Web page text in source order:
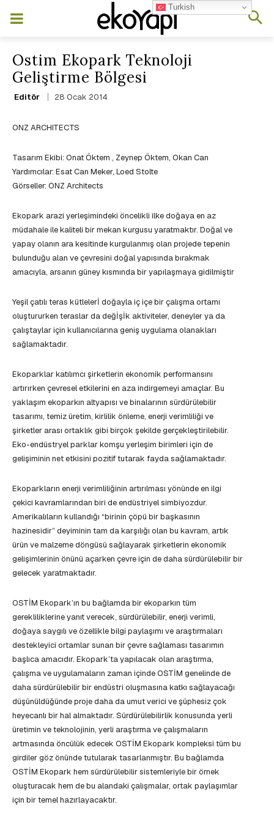
Ostim Ekopark Teknoloji
Geliştirme Bölgesi
Editör 28 Ocak 2014
ONZ ARCHITECTS
Tasarım Ekibi: Onat Öktem , Zeynep Öktem, Okan Can
Yardımcılar: Esat Can Meker, Loed Stolte
Görseller: ONZ Architects
Ekopark arazi yerleşimindeki öncelikli ilke doğaya en az
müdahale ile kaliteli bir mekan kurgusu yaratmaktır. Doğal ve
yapay olanın ara kesitinde kurgulanmış olan projede tepenin
bulunduğu alan ve çevresini doğal yapısında bırakmak
amacıyla, arsanın güney kısmında bir yapılaşmaya gidilmiştir
Yeşil çatılı teras kütlelerİ doğayla iç içe bir çalışma ortamı
oluştururken teraslar da değİşİk aktiviteler, deneyler ya da
çalıştaylar için kullanıcılarına geniş uygulama olanakları
sağlamaktadır.
Ekoparklar katılımcı şirketlerin ekonomik performansını
artırırken çevresel etkilerini en aza indirgemeyi amaçlar. Bu
yaklaşım ekoparkın altyapısı ve binalarının sürdürülebilir
tasarımı, temiz üretim, kirlilik önleme, enerji verimliliği ve
şirketler arası ortaklık gibi birçok şekilde gerçekleştirilebilir.
Eko-endüstryel parklar komşu yerleşim birimleri için de
gelişiminin net etkisini pozitif tutarak fayda sağlamaktadır.
Ekoparkların enerji verimliliğinin artırılması yönünde en ilgi
çekici kavramlarından biri de endüstriyel simbiyozdur.
Amerikalıların kullandığı “birinin çöpü bir başkasının
hazinesidir” deyiminin tam da karşılığı olan bu kavram, artık
ürün ve malzeme döngüsü sağlayarak şirketlerin ekonomik
gelişimlerinin önünü açarken çevre için de daha sürdürülebilir bir
gelecek yaratmaktadır.
OSTİM Ekopark’ın bu bağlamda bir ekoparkın tüm
gerekliliklerine yanıt verecek, sürdürülebilir, enerji verimli,
doğaya saygılı ve özellikle bilgi paylaşımı ve araştırmaları
destekleyici ortamlar sunan bir çevre sağlaması tasarımın
başlıca amacıdır. Ekopark’ta yapılacak olan araştırma,
çalışma ve uygulamaların zaman içinde OSTİM genelinde de
daha sürdürülebilir bir endüstri oluşmasına katkı sağlayacağı
düşünüldüğünde proje daha da umut verici ve şüphesiz çok
heyecanlı bir hal almaktadır. Sürdürülebilirlik konusunda yerli
üretimin ve teknolojinin, yerli araştırma ve çalışmaların
artmasında öncülük edecek OSTİM Ekopark kompleksi tüm bu
girdiler göz önünde tutularak tasarlanmıştır. Bu bağlamda
OSTİM Ekopark hem sürdürülebilir sistemleriyle bir örnek
oluşturacak hem de bu alandaki çalışmalar, ortak paylaşımlar
için bir temel hazırlayacaktır.
Turkish